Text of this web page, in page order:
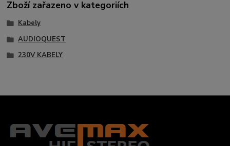
Zboží zařazeno v kategoriích
Kabely
AUDIOQUEST
230V KABELY